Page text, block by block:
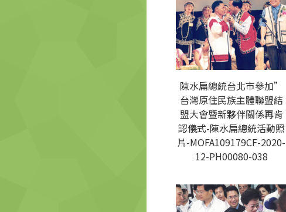
陳水扁總統台北市參加”
台灣原住民族主體聯盟結
盟大會暨新夥伴關係再肯
認儀式-陳水扁總統活動照
片-MOFA109179CF-2020-
12-PH00080-038